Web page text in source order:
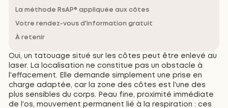
Oui, un tatouage situé sur les côtes peut être enlevé au
laser. La localisation ne constitue pas un obstacle à
l'effacement. Elle demande simplement une prise en
charge adaptée, car la zone des côtes est l'une des
plus sensibles du corps. Peau fine, proximité immédiate
de l'os, mouvement permanent lié à la respiration : ces
La méthode RsAP® appliquée aux côtes
Votre rendez-vous d'information gratuit
À retenir